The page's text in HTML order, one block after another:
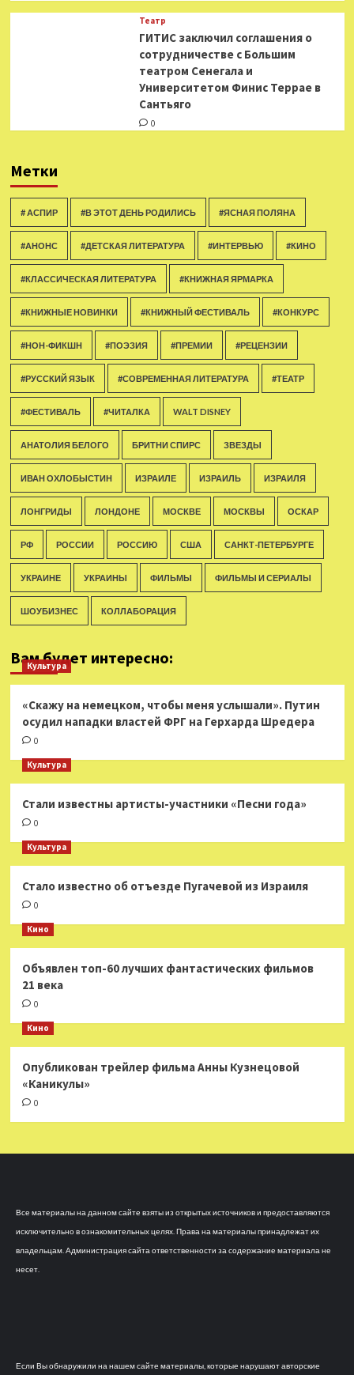
Театр
ГИТИС заключил соглашения о
сотрудничестве с Большим
театром Сенегала и
Университетом Финис Террае в
Сантьяго
0
Метки
# АСПИР #В ЭТОТ ДЕНЬ РОДИЛИСЬ #ЯСНАЯ ПОЛЯНА
#АНОНС #ДЕТСКАЯ ЛИТЕРАТУРА #ИНТЕРВЬЮ #КИНО
#КЛАССИЧЕСКАЯ ЛИТЕРАТУРА #КНИЖНАЯ ЯРМАРКА
#КНИЖНЫЕ НОВИНКИ #КНИЖНЫЙ ФЕСТИВАЛЬ #КОНКУРС
#НОН-ФИКШН #ПОЭЗИЯ #ПРЕМИИ #РЕЦЕНЗИИ
#РУССКИЙ ЯЗЫК #СОВРЕМЕННАЯ ЛИТЕРАТУРА #ТЕАТР
#ФЕСТИВАЛЬ #ЧИТАЛКА WALT DISNEY
АНАТОЛИЯ БЕЛОГО БРИТНИ СПИРС ЗВЕЗДЫ
ИВАН ОХЛОБЫСТИН ИЗРАИЛЕ ИЗРАИЛЬ ИЗРАИЛЯ
ЛОНГРИДЫ ЛОНДОНЕ МОСКВЕ МОСКВЫ ОСКАР
РФ РОССИИ РОССИЮ США САНКТ-ПЕТЕРБУРГЕ
УКРАИНЕ УКРАИНЫ ФИЛЬМЫ ФИЛЬМЫ И СЕРИАЛЫ
ШОУБИЗНЕС КОЛЛАБОРАЦИЯ
Вам будет интересно:
Культура
«Скажу на немецком, чтобы меня услышали». Путин
осудил нападки властей ФРГ на Герхарда Шредера
0
Культура
Стали известны артисты-участники «Песни года»
0
Культура
Стало известно об отъезде Пугачевой из Израиля
0
Кино
Объявлен топ-60 лучших фантастических фильмов
21 века
0
Кино
Опубликован трейлер фильма Анны Кузнецовой
«Каникулы»
0
Все материалы на данном сайте взяты из открытых источников и предоставляются
исключительно в ознакомительных целях. Права на материалы принадлежат их
владельцам. Администрация сайта ответственности за содержание материала не
несет.
Если Вы обнаружили на нашем сайте материалы, которые нарушают авторские